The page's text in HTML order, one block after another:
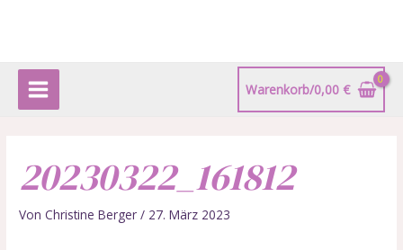
Warenkorb/0,00 €
20230322_161812
VonChristine Berger/ 27. März 2023